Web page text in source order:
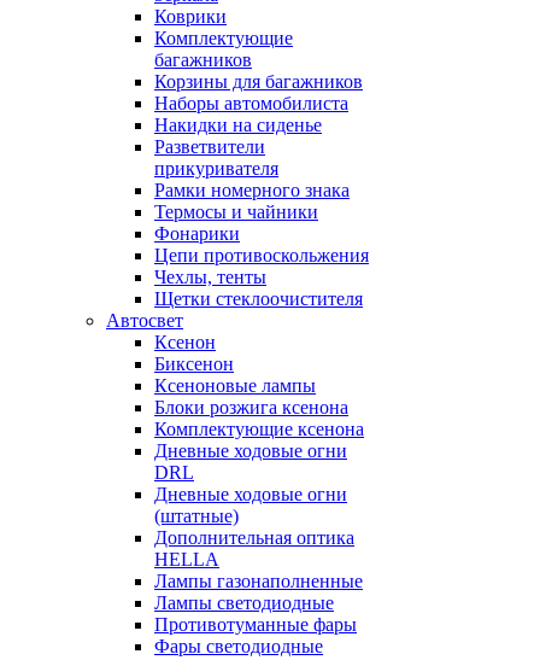
Коврики
Комплектующие
багажников
Корзины для багажников
Наборы автомобилиста
Накидки на сиденье
Разветвители
прикуривателя
Рамки номерного знака
Термосы и чайники
Фонарики
Цепи противоскольжения
Чехлы, тенты
Щетки стеклоочистителя
Автосвет
Ксенон
Биксенон
Ксеноновые лампы
Блоки розжига ксенона
Комплектующие ксенона
Дневные ходовые огни
DRL
Дневные ходовые огни
(штатные)
Дополнительная оптика
HELLA
Лампы газонаполненные
Лампы светодиодные
Противотуманные фары
Фары светодиодные